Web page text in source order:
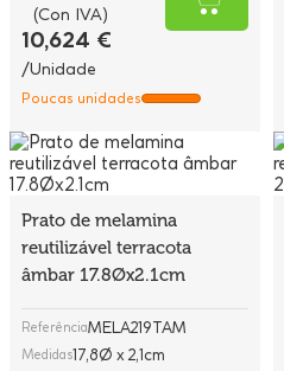
(Con IVA)
10,624 €
/Unidade
Poucas unidades
Prato de melamina
reutilizável terracota
âmbar 17.8Øx2.1cm
ReferênciaMELA219TAM
Medidas17,8Ø x 2,1cm